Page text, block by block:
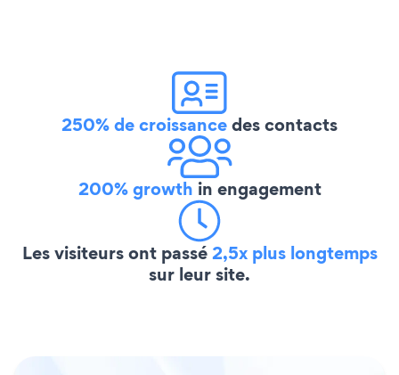
250% de croissancedes contacts
200% growth in engagement
Les visiteurs ont passé2,5x plus longtemps
sur leur site.